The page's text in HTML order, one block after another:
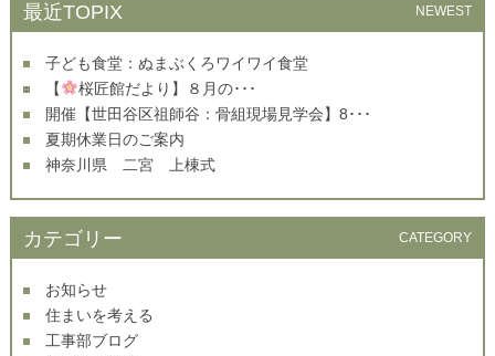
最近TOPIX NEWEST
子ども食堂：ぬまぶくろワイワイ食堂
【
桜匠館だより】８月の･･･
開催【世田谷区祖師谷：骨組現場見学会】8･･･
夏期休業日のご案内
神奈川県 二宮 上棟式
カテゴリー CATEGORY
お知らせ
住まいを考える
工事部ブログ